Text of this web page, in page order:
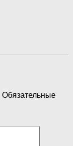
Обязательные